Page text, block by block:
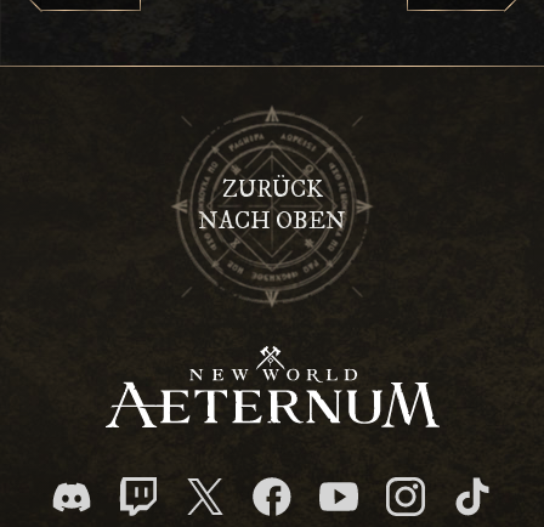
ZURÜCK
NACH OBEN